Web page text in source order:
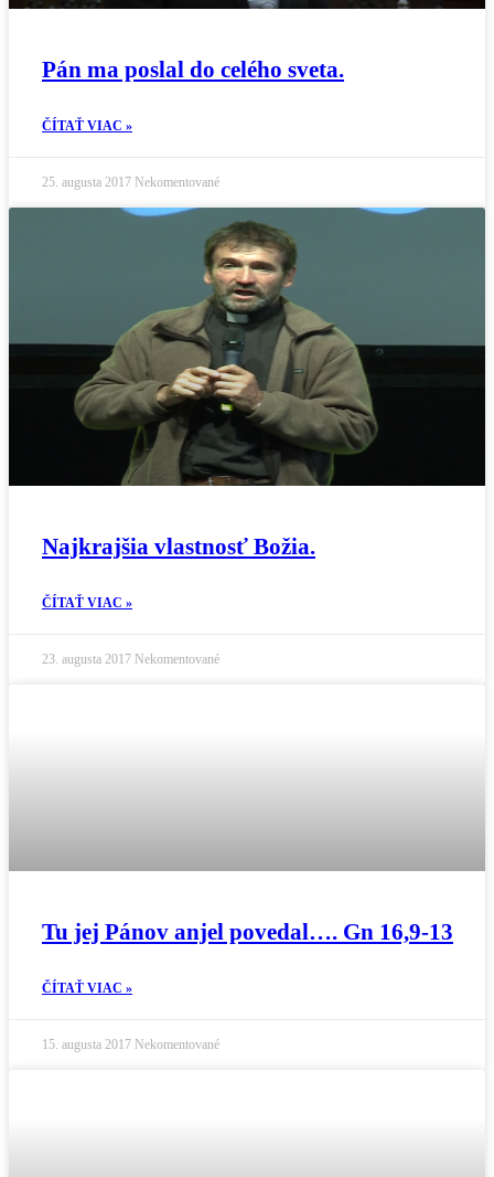
Pán ma poslal do celého sveta.
ČÍTAŤ VIAC »
25. augusta 2017 Nekomentované
Najkrajšia vlastnosť Božia.
ČÍTAŤ VIAC »
23. augusta 2017 Nekomentované
Tu jej Pánov anjel povedal…. Gn 16,9-13
ČÍTAŤ VIAC »
15. augusta 2017 Nekomentované